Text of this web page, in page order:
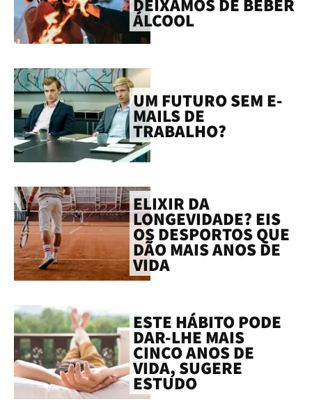
DEIXAMOS DE BEBER
ÁLCOOL
UM FUTURO SEM E-
MAILS DE
TRABALHO?
ELIXIR DA
LONGEVIDADE? EIS
OS DESPORTOS QUE
DÃO MAIS ANOS DE
VIDA
ESTE HÁBITO PODE
DAR-LHE MAIS
CINCO ANOS DE
VIDA, SUGERE
ESTUDO